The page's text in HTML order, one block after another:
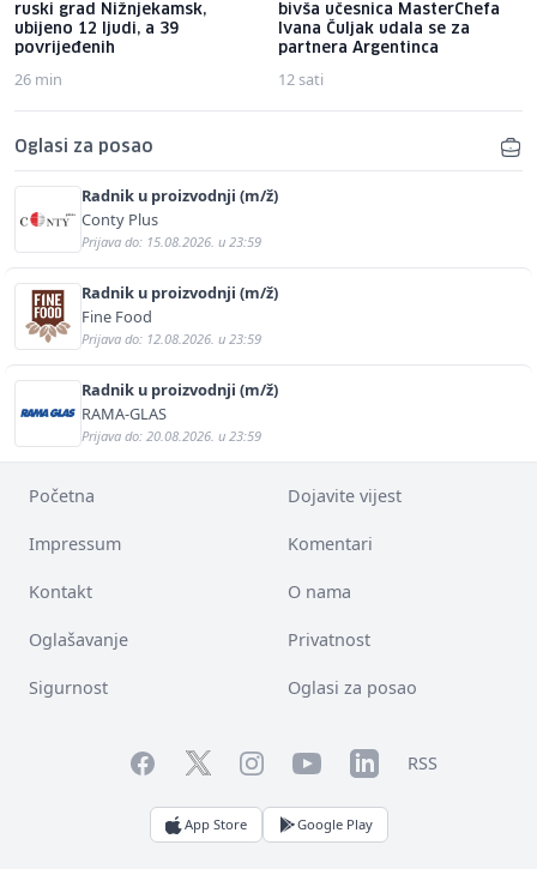
ruski grad Nižnjekamsk,
ubijeno 12 ljudi, a 39
povrijeđenih
26 min
bivša učesnica MasterChefa
Ivana Čuljak udala se za
partnera Argentinca
12 sati
Oglasi za posao
Radnik u proizvodnji (m/ž)
Conty Plus
Prijava do: 15.08.2026. u 23:59
Radnik u proizvodnji (m/ž)
Fine Food
Prijava do: 12.08.2026. u 23:59
Radnik u proizvodnji (m/ž)
RAMA-GLAS
Prijava do: 20.08.2026. u 23:59
Početna Dojavite vijest
Impressum Komentari
Kontakt O nama
Oglašavanje Privatnost
Sigurnost Oglasi za posao
FacebookTwitterInstagramYouTubeLinkedInRSS
App Store Google Play